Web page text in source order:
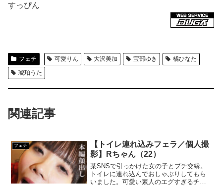
すっぴん
フェチ 可愛りん 大沢美加 宝部ゆき
橘ひなた
琥珀うた
関連記事
フェチ
【トイレ連れ込みフェラ／個人撮
影】Rちゃん（22）
某SNSで引っかけた女の子とプチ交縁。
トイレに連れ込んでおしゃぶりしてもら
いました。可愛い素人のエグすぎるチン